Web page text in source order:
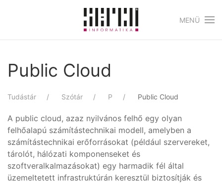
Skip to main content
MENÜ
Public Cloud
Tudástár Szótár P Public Cloud
A public cloud, azaz nyilvános felhő egy olyan
felhőalapú számítástechnikai modell, amelyben a
számítástechnikai erőforrásokat (például szervereket,
tárolót, hálózati komponenseket és
szoftveralkalmazásokat) egy harmadik fél által
üzemeltetett infrastruktúrán keresztül biztosítják és